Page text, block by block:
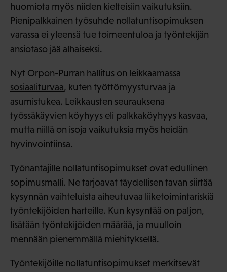
huomiota myös niiden kielteisiin vaikutuksiin.
Pienipalkkainen työsuhde nollatuntisopimuksen
varassa ei yleensä tue toimeentuloa ja työntekijän
ansiotaso jää alhaiseksi.
Nyt Orpon-Purran hallitus on leikkaamassa
sosiaaliturvaa, kuten työttömyysturvaa ja
asumistukea. Leikkausten seurauksena
työssäkäyvien köyhyys eli palkkaköyhyys kasvaa,
mutta niillä on isoja vaikutuksia myös heidän
hyvinvointiinsa.
Työnantajille nollatuntisopimukset ovat edullinen
sopimusmalli. Ne tarjoavat täydellisen tavan siirtää
kysynnän vaihteluista aiheutuvaa liiketoimintariskiä
työntekijöiden harteille. Kun kysyntää on paljon,
lisätään työntekijöiden määrää, ja muulloin
mennään pienemmällä miehityksellä.
Työntekijöille nollatuntisopimukset merkitsevät